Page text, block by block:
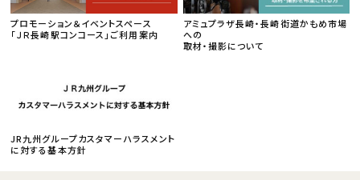
プロモーション＆イベントスペース
「ＪＲ長崎駅コンコース」ご利用案内
アミュプラザ長崎・長崎街道かもめ市場
への
取材・撮影について
JR九州グループカスタマーハラスメント
に対する基本方針